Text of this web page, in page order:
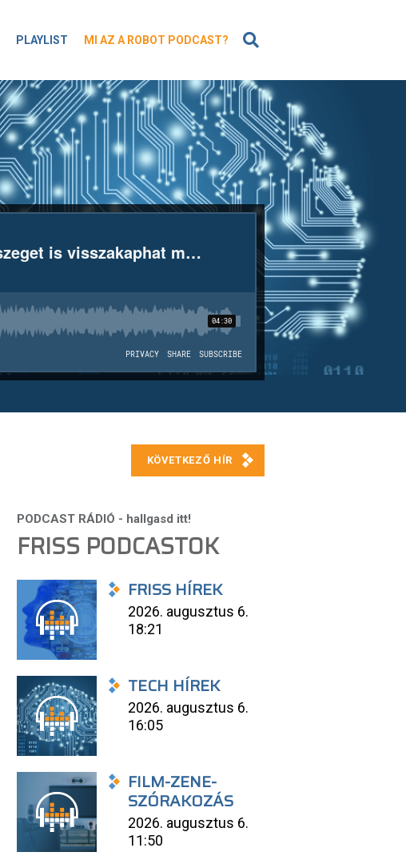
PLAYLIST MI AZ A ROBOT PODCAST?
FRISS PODCASTOK
FRISS HÍREK
2026. augusztus 6.
18:21
TECH HÍREK
2026. augusztus 6.
16:05
FILM-ZENE-
SZÓRAKOZÁS
2026. augusztus 6.
11:50